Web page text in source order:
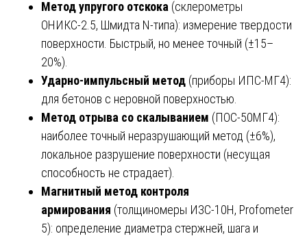
Метод упругого отскока (склерометры
ОНИКС-2.5, Шмидта N-типа): измерение твердости
поверхности. Быстрый, но менее точный (±15–
20%).
Ударно-импульсный метод (приборы ИПС-МГ4):
для бетонов с неровной поверхностью.
Метод отрыва со скалыванием (ПОС-50МГ4):
наиболее точный неразрушающий метод (±6%),
локальное разрушение поверхности (несущая
способность не страдает).
Магнитный метод контроля
армирования (толщиномеры ИЗС-10Н, Profometer
5): определение диаметра стержней, шага и